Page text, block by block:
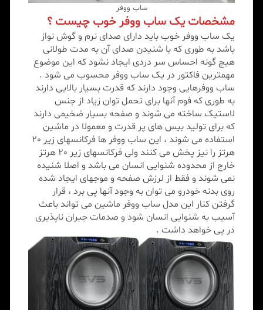
ساب ووفر
مشخصات یک ساب ووفر خوب چیست ؟
یک ساب ووفر خوب باید دارای صدای نرم و گوش نواز
باشد به طوری که با شنیدن صدای آن به مدت طولانی
هیچ گونه احساس سر دردی ایجاد نشود که این موضوع
مهمترین فاکتور در یک ساب ووفر محسوب می شود .
ساب ووفرهایی وجود دارند که قدرت بسیار بالایی دارند
به طوری که فوم آنها برای تحمل توان زیاد از جنس
لاستیک ساخته می شوند و صفحه بسیار ضخیمی دارند
که برای تولید بیس های پر قدرت و معمولا در ماشین
استفاده می شوند ، این ساب ووفر ها فرکانسهای زیر 20
هرتز را نیز پخش می کنند ولی فرکانسهای زیر 20 هرتز
خارج از محدوده شنوایی انسان می باشد و اصلا شنیده
نمی شوند و فقط از لرزش صفحه و موجهای ایجاد شده
روی بدنه خودرو می توان به وجود آنها پی برد ، قرار
گرفتن کنار این مدل ساب ووفر ماشین می تواند باعث
آسیب به شنوایی انسان شود و صدمات جبران ناپذیری
در پی خواهد داشت .